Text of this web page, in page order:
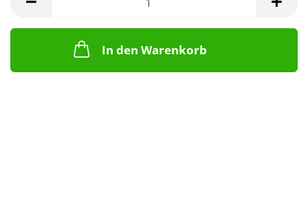
In den Warenkorb